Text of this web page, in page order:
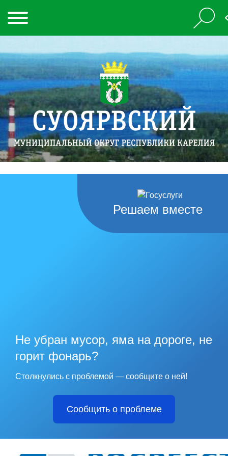
Решаем вместе
Не убран мусор, яма на дороге, не
горит фонарь?
Столкнулись с проблемой — сообщите о ней!
Сообщить о проблеме